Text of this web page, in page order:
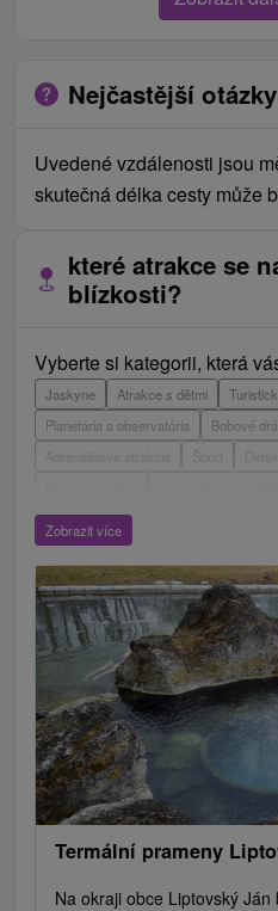
Nejčastější
Uvedené vzdálenosti jsou
skutečná délka cesty může
které atrakce se
blízkosti?
Vyberte si kategorii, která
Jaskyne Atrakce s dětmi
Planetária a observatória
Bobové
Adrenalinové atrakcie
ZOO a zvieracie farmy
Hrady, zámky, zrúcaniny
Mestské a zámocké parky
Jazerá, plesá, vodné nádrže
Vodopády
Drevené kostolíky
Túry a turistické chodníky
Kaštiele
Plte, rafting, splavy
Architektonické
Golfové ihriská
Motokárové dráhy
Vínne cesty
Cyklotrasy
Zobrazit více
Termální prameny
Na okraji obce Liptovský